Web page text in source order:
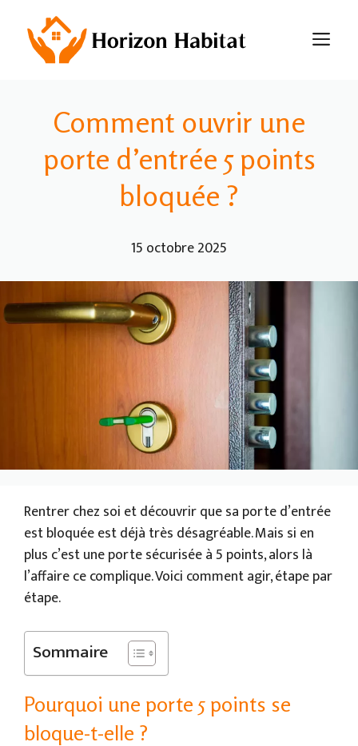
contenu
Comment ouvrir une
porte d’entrée 5 points
bloquée ?
15 octobre 2025
Rentrer chez soi et découvrir que sa porte d’entrée
est bloquée est déjà très désagréable. Mais si en
plus c’est une porte sécurisée à 5 points, alors là
l’affaire ce complique. Voici comment agir, étape par
étape.
Sommaire
Pourquoi une porte 5 points se
bloque-t-elle ?